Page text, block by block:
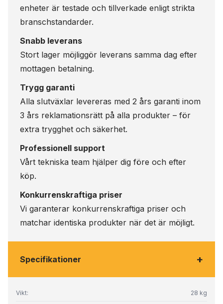
enheter är testade och tillverkade enligt strikta
branschstandarder.
Snabb leverans
Stort lager möjliggör leverans samma dag efter
mottagen betalning.
Trygg garanti
Alla slutväxlar levereras med 2 års garanti inom
3 års reklamationsrätt på alla produkter – för
extra trygghet och säkerhet.
Professionell support
Vårt tekniska team hjälper dig före och efter
köp.
Konkurrenskraftiga priser
Vi garanterar konkurrenskraftiga priser och
matchar identiska produkter när det är möjligt.
Specifikationer +
Vikt: 28 kg